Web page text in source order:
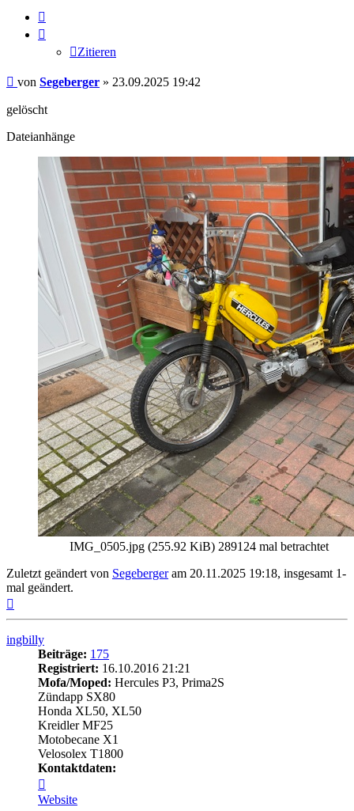
Zitieren
Beitrag
von Segeberger » 23.09.2025 19:42
gelöscht
Dateianhänge
IMG_0505.jpg (255.92 KiB) 289124 mal betrachtet
Zuletzt geändert von Segebergeram 20.11.2025 19:18, insgesamt 1-
mal geändert.
ingbilly
Beiträge: 175
Registriert: 16.10.2016 21:21
Mofa/Moped: Hercules P3, Prima2S
Zündapp SX80
Honda XL50, XL50
Kreidler MF25
Motobecane X1
Velosolex T1800
Kontaktdaten:
von
Website